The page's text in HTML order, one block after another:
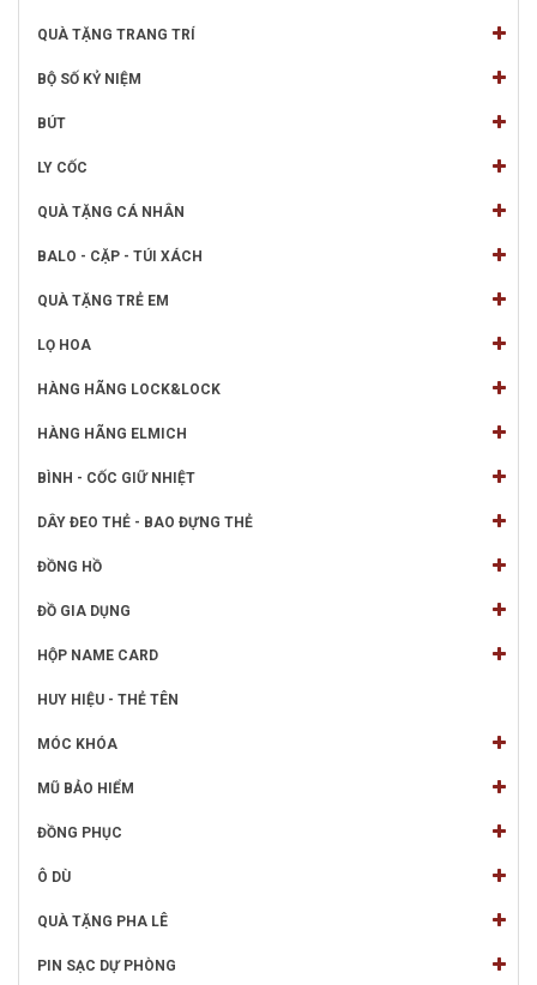
QUÀ TẶNG TRANG TRÍ
BỘ SỐ KỶ NIỆM
BÚT
LY CỐC
QUÀ TẶNG CÁ NHÂN
BALO - CẶP - TÚI XÁCH
QUÀ TẶNG TRẺ EM
LỌ HOA
HÀNG HÃNG LOCK&LOCK
HÀNG HÃNG ELMICH
BÌNH - CỐC GIỮ NHIỆT
DÂY ĐEO THẺ - BAO ĐỰNG THẺ
ĐỒNG HỒ
ĐỒ GIA DỤNG
HỘP NAME CARD
HUY HIỆU - THẺ TÊN
MÓC KHÓA
MŨ BẢO HIỂM
ĐỒNG PHỤC
Ô DÙ
QUÀ TẶNG PHA LÊ
PIN SẠC DỰ PHÒNG